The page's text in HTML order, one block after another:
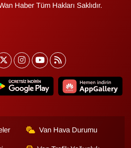
Haber Tüm Hakları Saklıdır.
Van Hava Durumu